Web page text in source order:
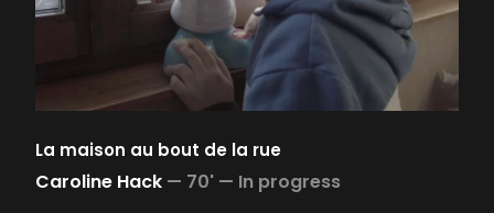
La maison au bout de la rue
Caroline Hack — 70' — In progress